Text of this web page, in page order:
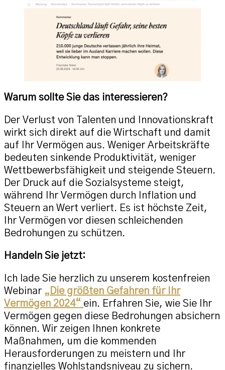
Warum sollte Sie das interessieren?
Der Verlust von Talenten und Innovationskraft
wirkt sich direkt auf die Wirtschaft und damit
auf Ihr Vermögen aus. Weniger Arbeitskräfte
bedeuten sinkende Produktivität, weniger
Wettbewerbsfähigkeit und steigende Steuern.
Der Druck auf die Sozialsysteme steigt,
während Ihr Vermögen durch Inflation und
Steuern an Wert verliert. Es ist höchste Zeit,
Ihr Vermögen vor diesen schleichenden
Bedrohungen zu schützen.
Handeln Sie jetzt:
Ich lade Sie herzlich zu unserem kostenfreien
Webinar „Die größten Gefahren für Ihr
Vermögen 2024“ ein. Erfahren Sie, wie Sie Ihr
Vermögen gegen diese Bedrohungen absichern
können. Wir zeigen Ihnen konkrete
Maßnahmen, um die kommenden
Herausforderungen zu meistern und Ihr
finanzielles Wohlstandsniveau zu sichern.